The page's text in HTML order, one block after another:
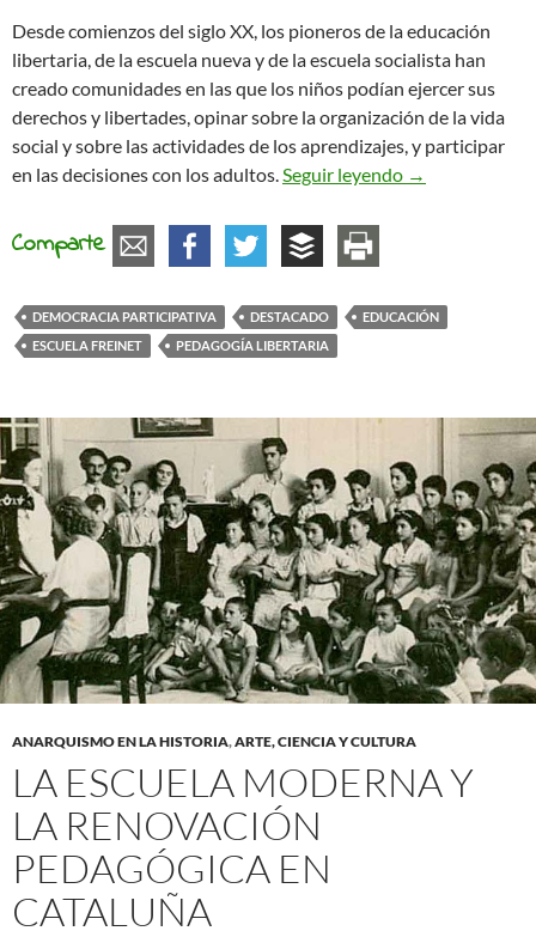
Desde comienzos del siglo XX, los pioneros de la educación
libertaria, de la escuela nueva y de la escuela socialista han
creado comunidades en las que los niños podían ejercer sus
derechos y libertades, opinar sobre la organización de la vida
social y sobre las actividades de los aprendizajes, y participar
en las decisiones con los adultos.Seguir leyendo De la escuela
→
Comparte
DEMOCRACIA PARTICIPATIVA DESTACADO
EDUCACIÓN
ESCUELA FREINET
PEDAGOGÍA LIBERTARIA
ANARQUISMO EN LA HISTORIA,ARTE, CIENCIA Y CULTURA
LA ESCUELA MODERNA Y
LA RENOVACIÓN
PEDAGÓGICA EN
CATALUÑA